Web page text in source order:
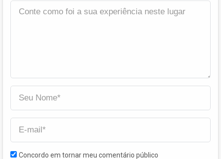
Concordo em tornar meu comentário público